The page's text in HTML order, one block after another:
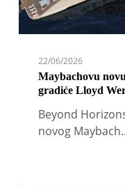
22/06/2026
Maybachovu
gradiće Lloyd
Beyond
novog